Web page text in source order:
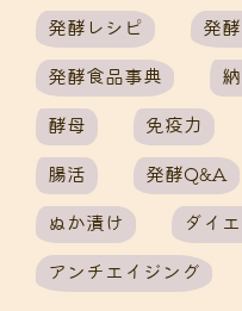
発酵レシピ
発
発酵食品事典
酵母
免疫力
腸活
発酵Q&A
ぬか漬け
ダイ
アンチエイジング